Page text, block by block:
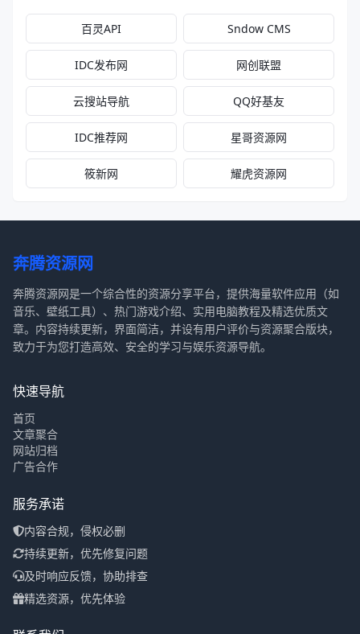
百灵API Sndow CMS
IDC发布网 网创联盟
云搜站导航 QQ好基友
IDC推荐网 星哥资源网
筱新网 耀虎资源网
奔腾资源网
奔腾资源网是一个综合性的资源分享平台，提供海量软件应用（如
音乐、壁纸工具）、热门游戏介绍、实用电脑教程及精选优质文
章。内容持续更新，界面简洁，并设有用户评价与资源聚合版块，
致力于为您打造高效、安全的学习与娱乐资源导航。
快速导航
首页
文章聚合
网站归档
广告合作
服务承诺
内容合规，侵权必删
持续更新，优先修复问题
及时响应反馈，协助排查
精选资源，优先体验